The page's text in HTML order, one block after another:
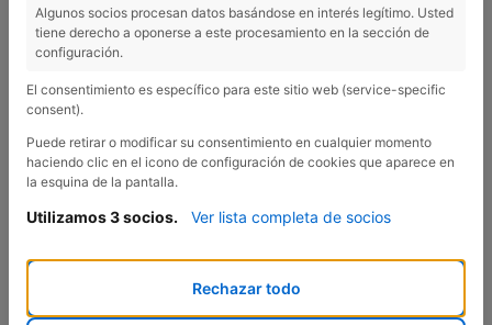
KTM REVELATOR ALTO PRO
REF.: BICCARR02
Con la KTM RELEVATOR ALTO PRO deja el valle atrás. Gracias a los
Algunos socios procesan datos basándose en interés legítimo. Usted
tiene derecho a oponerse a este procesamiento en la sección de
configuración.
El consentimiento es específico para este sitio web (service-specific
consent).
Puede retirar o modificar su consentimiento en cualquier momento
haciendo clic en el icono de configuración de cookies que aparece en
la esquina de la pantalla.
Utilizamos 3 socios. Ver lista completa de socios
Rechazar todo